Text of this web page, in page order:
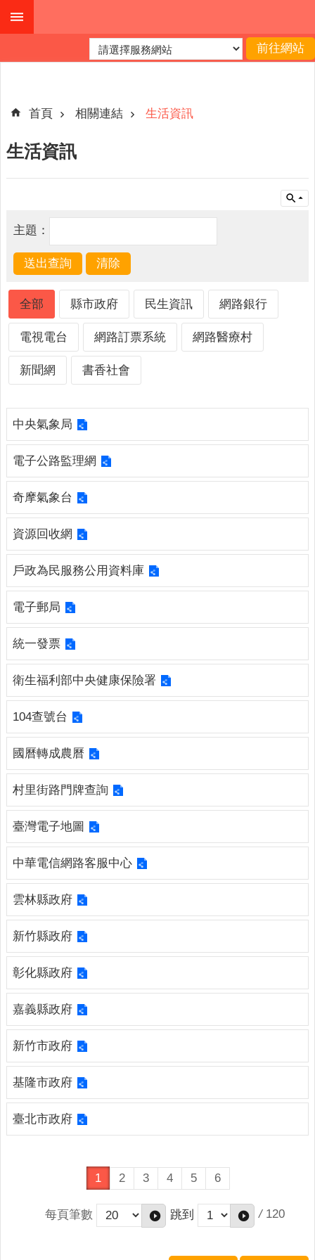
跳到主要內容區塊
階
公
布
關
於
我
們
查
詢
系
統
便
服
務
資
訊
公
開
民
交
流
相
關
連
廉
政
園
地
站
導
覽
檢
索
相
關
連
結
English
首
頁
隱
私
權
保
首頁 相關連結 生活資訊
生活資訊
主題：
全部 縣市政府 民生資訊 網路銀行
電視電台 網路訂票系統 網路醫療村
新聞網 書香社會
中央氣象局
電子公路監理網
奇摩氣象台
資源回收網
戶政為民服務公用資料庫
電子郵局
統一發票
衛生福利部中央健康保險署
104查號台
國曆轉成農曆
村里街路門牌查詢
臺灣電子地圖
中華電信網路客服中心
雲林縣政府
新竹縣政府
彰化縣政府
嘉義縣政府
新竹市政府
基隆市政府
臺北市政府
1 2 3 4 5 6
每頁筆數 跳到 / 120